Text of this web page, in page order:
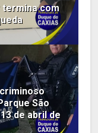
termina com
São
de abril de